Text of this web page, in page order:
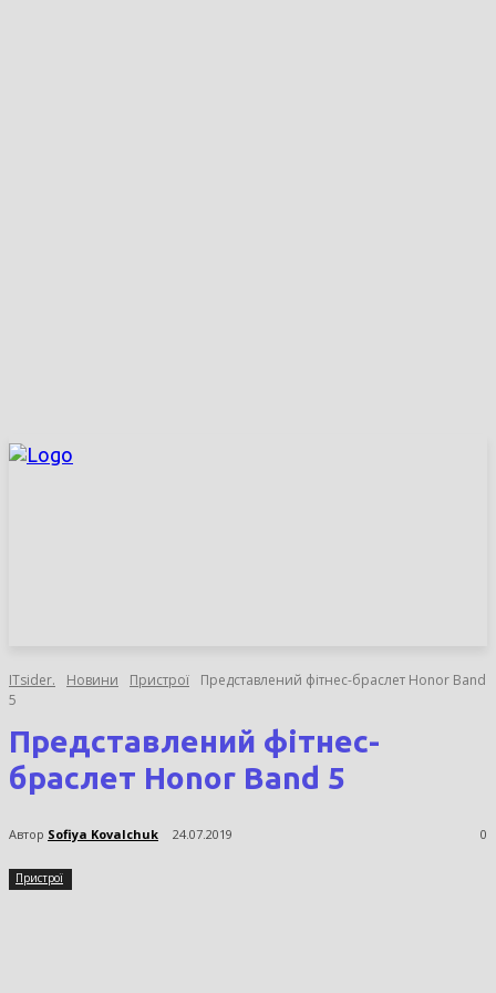
ITsider. Новини Пристрої
Представлений фітнес-браслет Honor Band
5
Представлений фітнес-
браслет Honor Band 5
Автор Sofiya Kovalchuk 24.07.2019 0
Пристрої